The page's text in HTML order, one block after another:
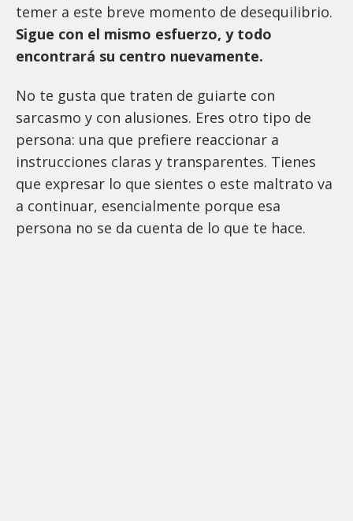
temer a este breve momento de desequilibrio.
Sigue con el mismo esfuerzo, y todo
encontrará su centro nuevamente.
No te gusta que traten de guiarte con
sarcasmo y con alusiones. Eres otro tipo de
persona: una que prefiere reaccionar a
instrucciones claras y transparentes. Tienes
que expresar lo que sientes o este maltrato va
a continuar, esencialmente porque esa
persona no se da cuenta de lo que te hace.